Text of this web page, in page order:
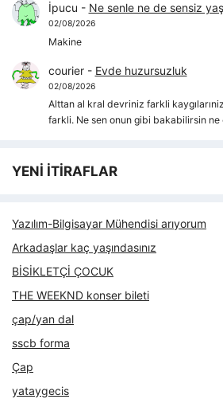
İpucu - Ne senle ne de sensiz
02/08/2026
Makine
courier- Evde huzursuzluk
02/08/2026
Alttan al kral devriniz farkli
farkli. Ne sen onun gibi bakabilirsin
YENİ İTİRAFLAR
Yazılım-Bilgisayar Mühendisi arıyorum
Arkadaşlar kaç yaşındasınız
BİSİKLETÇİ ÇOCUK
THE WEEKND konser bileti
çap/yan dal
sscb forma
Çap
yataygecis